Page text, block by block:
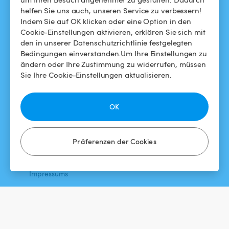
helfen Sie uns auch, unseren Service zu verbessern!
Indem Sie auf OK klicken oder eine Option in den
Cookie-Einstellungen aktivieren, erklären Sie sich mit
den in unserer Datenschutzrichtlinie festgelegten
Bedingungen einverstanden.Um Ihre Einstellungen zu
ändern oder Ihre Zustimmung zu widerrufen, müssen
Sie Ihre Cookie-Einstellungen aktualisieren.
Präferenzen der Cookies
OK
Swimmy in den Medien
Das Swimmy-Abenteuer
Für Gastgeber
Meinen Pool vermieten
So funktioniert's
Allgemeine
Geschäftsbedingungen
Datenschutzbestimmungen
Impressums
Instagram